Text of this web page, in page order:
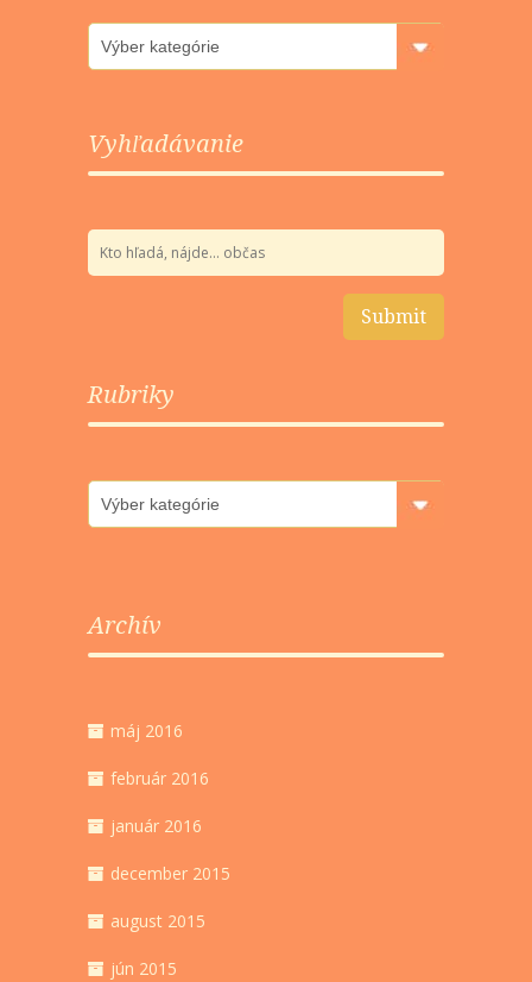
Rubriky
Vyhľadávanie
Rubriky
Rubriky
Archív
máj 2016
február 2016
január 2016
december 2015
august 2015
jún 2015